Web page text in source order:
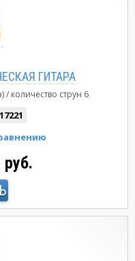
ГИТАРА
количество струн 6
руб.